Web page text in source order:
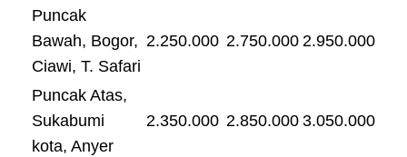
Puncak
Bawah, Bogor,
Ciawi, T. Safari
2.250.000 2.750.000 2.950.000
Puncak Atas,
Sukabumi
kota, Anyer
2.350.000 2.850.000 3.050.000